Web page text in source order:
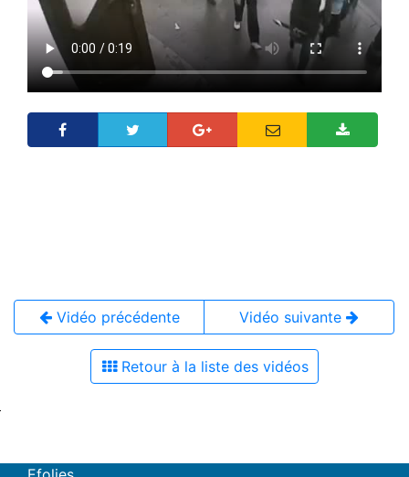
Vidéo précédente Vidéo suivante
Retour à la liste des vidéos